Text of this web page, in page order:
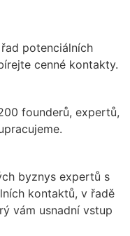
potenciálních
cenné kontakty.
founderů, expertů,
byznys expertů s
kontaktů, v řadě
vám usnadní vstup